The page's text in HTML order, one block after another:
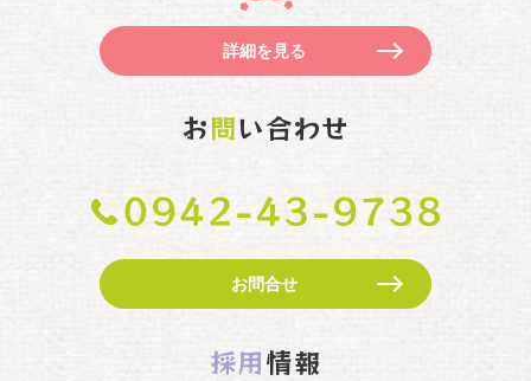
詳細を見る
お問い合わせ
お問合せ
採用情報